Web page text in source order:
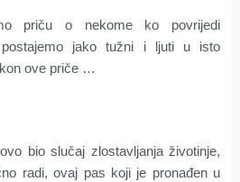
priču o nekome ko povrijedi
postajemo jako tužni i ljuti u isto
ove priče …
bio slučaj zlostavljanja životinje,
radi, ovaj pas koji je pronađen u